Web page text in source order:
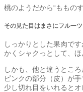
桃のようだから“ももの
その見た目はまさにフルーツ
しっかりとした果肉で
かくシャクっとして、ほ
しかも、他と違うところ
ピンクの部分（皮）が
少し切れ目をいれると